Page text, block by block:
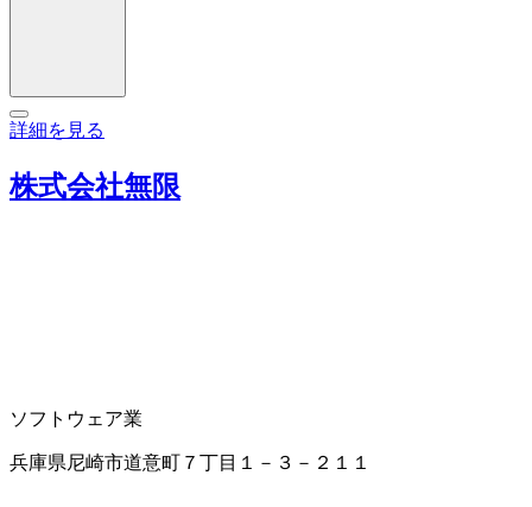
詳細を見る
株式会社無限
ソフトウェア業
兵庫県尼崎市道意町７丁目１－３－２１１